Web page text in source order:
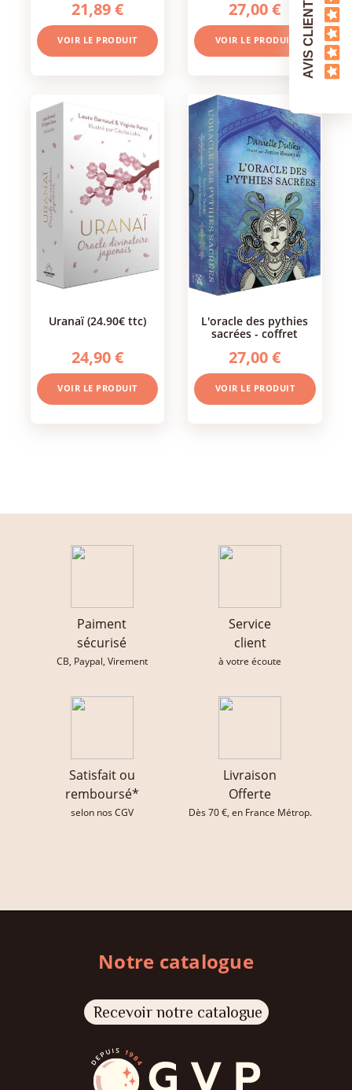
21,89 €
VOIR LE PRODUIT
27,00 €
VOIR LE PRODUIT
uranaï (24.90€ ttc)
24,90 €
VOIR LE PRODUIT
l'oracle des pythies
sacrées - coffret
27,00 €
VOIR LE PRODUIT
Paiment
sécurisé
CB, Paypal, Virement
Service
client
à votre écoute
Satisfait ou
remboursé*
selon nos CGV
Livraison
Offerte
Dès 70 €, en France Métrop.
Notre catalogue
Recevoir notre catalogue
AVIS CLIENTS